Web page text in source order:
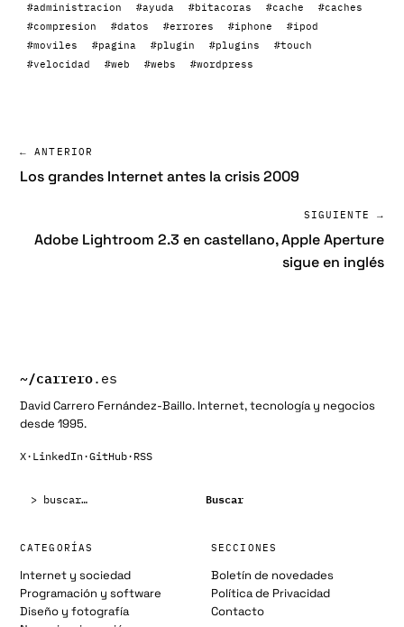
#administracion #ayuda #bitacoras #cache
#caches
#compresion
#datos #errores #iphone
#ipod
#moviles
#pagina #plugin #plugins
#touch
#velocidad
#web #webs #wordpress
← ANTERIOR
Los grandes Internet antes la crisis 2009
SIGUIENTE →
Adobe Lightroom 2.3 en castellano, Apple Aperture
sigue en inglés
~/carrero.es
David Carrero Fernández-Baillo. Internet, tecnología y negocios
desde 1995.
X· LinkedIn·GitHub· RSS
Buscar
CATEGORÍAS
Internet y sociedad
Programación y software
Diseño y fotografía
SECCIONES
Boletín de novedades
Política de Privacidad
Contacto